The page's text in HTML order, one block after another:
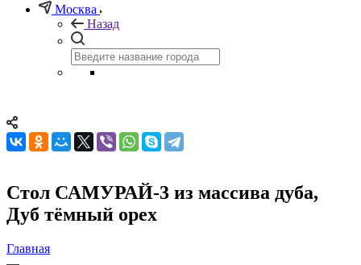
Москва
Назад
Стол САМУРАЙ-3 из массива дуба,
Дуб тёмный орех
Главная